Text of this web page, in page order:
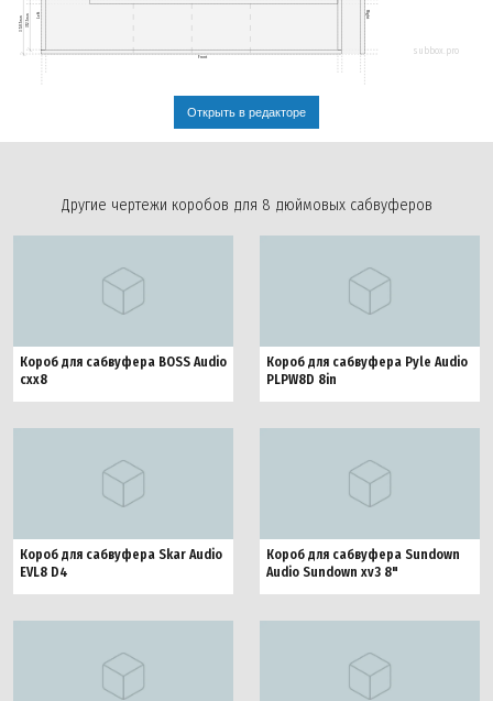
350.1мм 312.1мм
Front
Left Right
subbox.pro
Открыть в редакторе
Другие чертежи коробов для 8 дюймовых сабвуферов
Короб для сабвуфера BOSS Audio
cxx8
Короб для сабвуфера Pyle Audio
PLPW8D 8in
Короб для сабвуфера Skar Audio
EVL8 D4
Короб для сабвуфера Sundown
Audio Sundown xv3 8"